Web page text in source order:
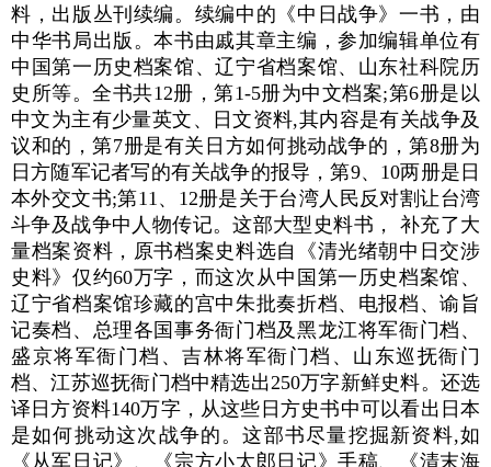
料，出版丛刊续编。续编中的《中日战争》一书，由
中华书局出版。本书由戚其章主编，参加编辑单位有
中国第一历史档案馆、辽宁省档案馆、山东社科院历
史所等。全书共12册，第1-5册为中文档案;第6册是以
中文为主有少量英文、日文资料,其内容是有关战争及
议和的，第7册是有关日方如何挑动战争的，第8册为
日方随军记者写的有关战争的报导，第9、10两册是日
本外交文书;第11、12册是关于台湾人民反对割让台湾
斗争及战争中人物传记。这部大型史料书， 补充了大
量档案资料，原书档案史料选自《清光绪朝中日交涉
史料》仅约60万字，而这次从中国第一历史档案馆、
辽宁省档案馆珍藏的宫中朱批奏折档、电报档、谕旨
记奏档、总理各国事务衙门档及黑龙江将军衙门档、
盛京将军衙门档、吉林将军衙门档、山东巡抚衙门
档、江苏巡抚衙门档中精选出250万字新鲜史料。还选
译日方资料140万字，从这些日方史书中可以看出日本
是如何挑动这次战争的。这部书尽量挖掘新资料,如
《从军日记》、《宗方小太郎日记》手稿、《清末海